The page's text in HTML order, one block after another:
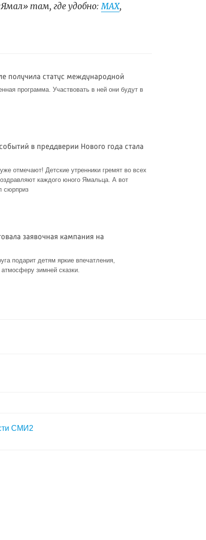
там, где удобно:МАХ,
получила статус международной
программа. Участвовать в ней они будут в
в преддверии Нового года стала
отмечают! Детские утренники гремят во всех
каждого юного Ямальца. А вот
сюрприз
заявочная кампания на
подарит детям яркие впечатления,
зимней сказки.
СМИ2